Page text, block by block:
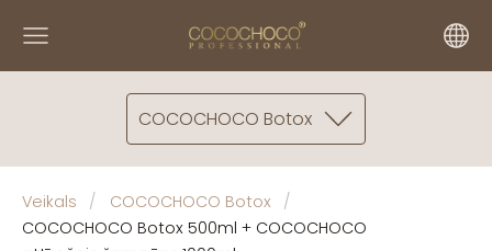
COCOCHOCO Botox
Veikals
COCOCHOCO Botox
COCOCHOCO Botox 500ml + COCOCHOCO